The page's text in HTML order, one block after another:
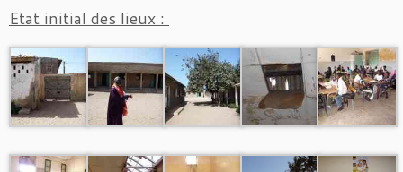
Etat initial des lieux :